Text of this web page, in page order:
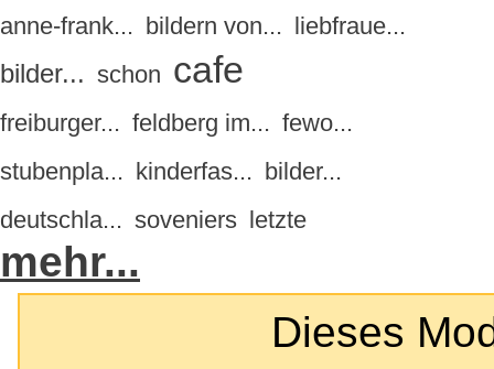
anne-frank... bildern von... liebfraue...
bilder... schon cafe
freiburger... feldberg im... fewo...
stubenpla... kinderfas... bilder...
deutschla... soveniers letzte
mehr...
Dieses